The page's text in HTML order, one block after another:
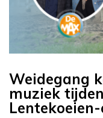
Weidegang
muziek